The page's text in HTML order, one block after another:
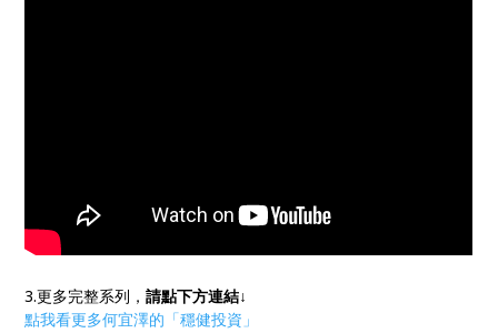
3.更多完整系列，請點下方連結↓
點我看更多何宜澤的「穩健投資」